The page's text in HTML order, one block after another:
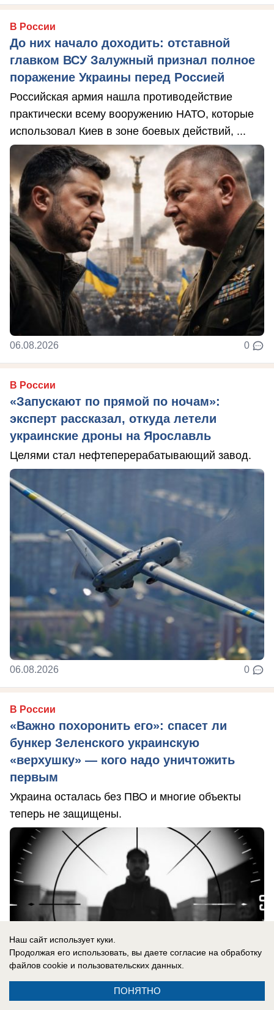
В России
До них начало доходить: отставной
главком ВСУ Залужный признал полное
поражение Украины перед Россией
Российская армия нашла противодействие
практически всему вооружению НАТО, которые
использовал Киев в зоне боевых действий, ...
06.08.2026 0
В России
«Запускают по прямой по ночам»:
эксперт рассказал, откуда летели
украинские дроны на Ярославль
Целями стал нефтеперерабатывающий завод.
06.08.2026 0
В России
«Важно похоронить его»: спасет ли
бункер Зеленского украинскую
«верхушку» — кого надо уничтожить
первым
Украина осталась без ПВО и многие объекты
теперь не защищены.
Наш сайт использует куки.
Продолжая его использовать, вы даете согласие на обработку
файлов cookie и пользовательских данных.
ПОНЯТНО